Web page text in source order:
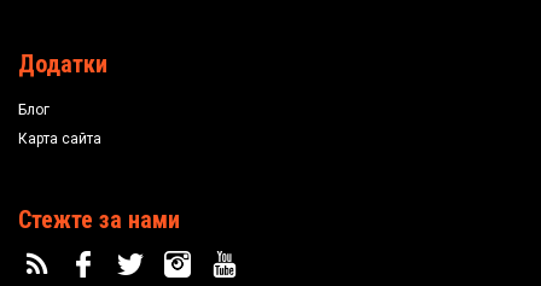
Додатки
Блог
Карта сайта
Стежте за нами